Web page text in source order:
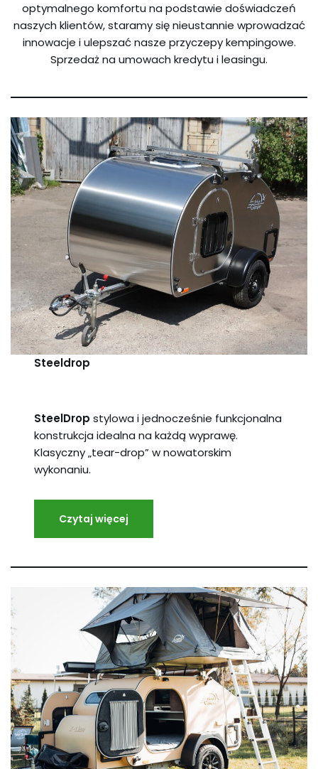
optymalnego komfortu na podstawie doświadczeń
naszych klientów, staramy się nieustannie wprowadzać
innowacje i ulepszać nasze przyczepy kempingowe.
Sprzedaż na umowach kredytu i leasingu.
Steeldrop
SteelDrop stylowa i jednocześnie funkcjonalna
konstrukcja idealna na każdą wyprawę.
Klasyczny „tear-drop” w nowatorskim
wykonaniu.
Czytaj więcej